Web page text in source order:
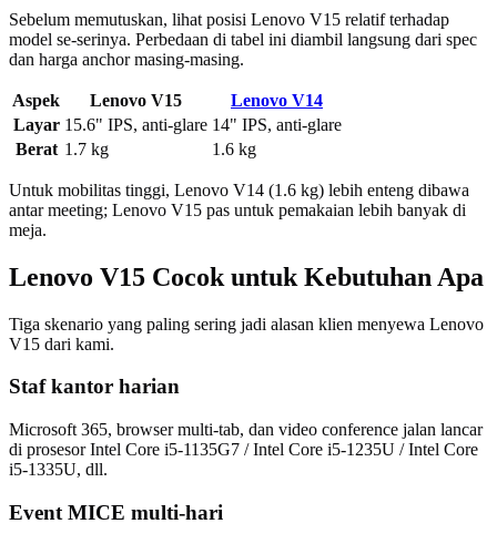
Sebelum memutuskan, lihat posisi Lenovo V15 relatif terhadap
model se-serinya. Perbedaan di tabel ini diambil langsung dari spec
dan harga anchor masing-masing.
Aspek Lenovo V15
Lenovo V14
Layar 15.6" IPS, anti-glare 14" IPS, anti-glare
Berat 1.7 kg 1.6 kg
Untuk mobilitas tinggi, Lenovo V14 (1.6 kg) lebih enteng dibawa
antar meeting; Lenovo V15 pas untuk pemakaian lebih banyak di
meja.
Lenovo V15 Cocok untuk Kebutuhan Apa
Tiga skenario yang paling sering jadi alasan klien menyewa Lenovo
V15 dari kami.
Staf kantor harian
Microsoft 365, browser multi-tab, dan video conference jalan lancar
di prosesor Intel Core i5-1135G7 / Intel Core i5-1235U / Intel Core
i5-1335U, dll.
Event MICE multi-hari